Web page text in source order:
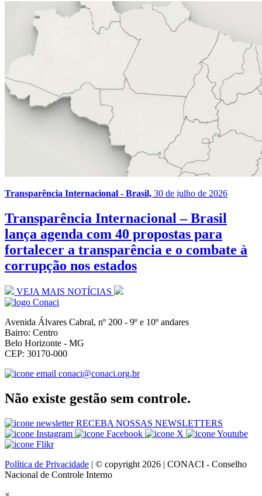
Transparência Internacional - Brasil, 30 de julho de 2026
Transparência Internacional – Brasil
lança agenda com 40 propostas para
fortalecer a transparência e o combate à
corrupção nos estados
VEJA MAIS NOTÍCIAS
Avenida Álvares Cabral, nº 200 - 9º e 10º andares
Bairro: Centro
Belo Horizonte - MG
CEP: 30170-000
conaci@conaci.org.br
Não existe gestão sem controle.
RECEBA NOSSAS NEWSLETTERS
Política de Privacidade | © copyright 2026 | CONACI - Conselho
Nacional de Controle Interno